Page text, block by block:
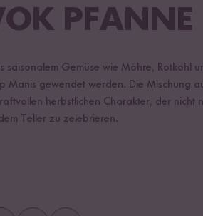
PFANNE
saisonalem Gemüse wie Möhre, Rotkohl
Manis gewendet werden. Die Mischung
herbstlichen Charakter, der nicht
Teller zu zelebrieren.